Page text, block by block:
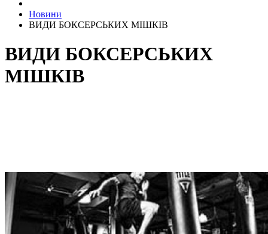
Новини
ВИДИ БОКСЕРСЬКИХ МІШКІВ
ВИДИ БОКСЕРСЬКИХ
МІШКІВ